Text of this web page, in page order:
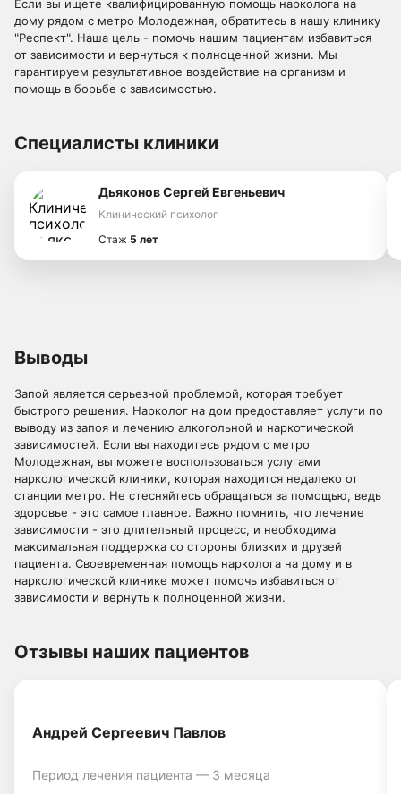
Если вы ищете квалифицированную помощь нарколога на
дому рядом с метро Молодежная, обратитесь в нашу клинику
"Респект". Наша цель - помочь нашим пациентам избавиться
от зависимости и вернуться к полноценной жизни. Мы
гарантируем результативное воздействие на организм и
помощь в борьбе с зависимостью.
Специалисты клиники
Дьяконов Сергей Евгеньевич
Клинический психолог
Стаж 5 лет
Выводы
Запой является серьезной проблемой, которая требует
быстрого решения. Нарколог на дом предоставляет услуги по
выводу из запоя и лечению алкогольной и наркотической
зависимостей. Если вы находитесь рядом с метро
Молодежная, вы можете воспользоваться услугами
наркологической клиники, которая находится недалеко от
станции метро. Не стесняйтесь обращаться за помощью, ведь
здоровье - это самое главное. Важно помнить, что лечение
зависимости - это длительный процесс, и необходима
максимальная поддержка со стороны близких и друзей
пациента. Своевременная помощь нарколога на дому и в
наркологической клинике может помочь избавиться от
зависимости и вернуть к полноценной жизни.
Отзывы наших пациентов
Андрей Сергеевич Павлов
Период лечения пациента — 3 месяца